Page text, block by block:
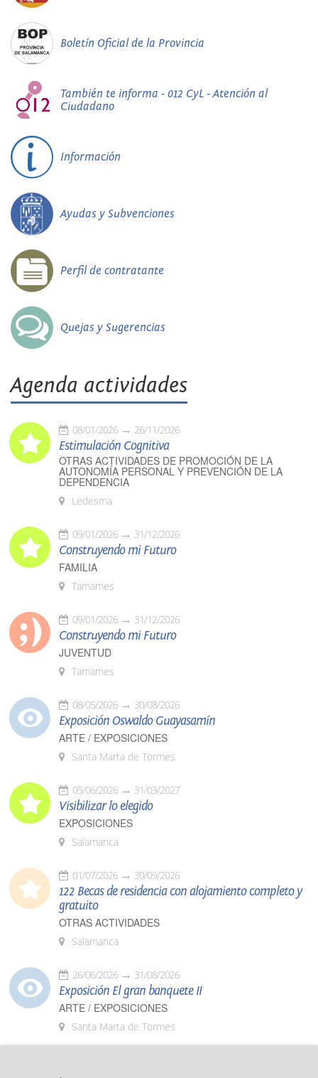
Boletín Oficial de la Provincia
También te informa - 012 CyL - Atención al
Ciudadano
Información
Ayudas y Subvenciones
Perfil de contratante
Quejas y Sugerencias
Agenda actividades
08/01/2026 26/11/2026
Estimulación Cognitiva
OTRAS ACTIVIDADES DE PROMOCIÓN DE LA
AUTONOMÍA PERSONAL Y PREVENCIÓN DE LA
DEPENDENCIA
Ledesma
09/01/2026 31/12/2026
Construyendo mi Futuro
FAMILIA
Tamames
09/01/2026 31/12/2026
Construyendo mi Futuro
JUVENTUD
Tamames
08/05/2026 30/08/2026
Exposición Oswaldo Guayasamín
ARTE / EXPOSICIONES
Santa Marta de Tormes
05/06/2026 31/03/2027
Visibilizar lo elegido
EXPOSICIONES
Salamanca
01/07/2026 30/09/2026
122 Becas de residencia con alojamiento completo y
gratuito
OTRAS ACTIVIDADES
Salamanca
26/06/2026 31/08/2026
Exposición El gran banquete II
ARTE / EXPOSICIONES
Santa Marta de Tormes